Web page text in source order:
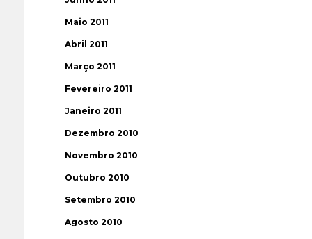
Maio 2011
Abril 2011
Março 2011
Fevereiro 2011
Janeiro 2011
Dezembro 2010
Novembro 2010
Outubro 2010
Setembro 2010
Agosto 2010